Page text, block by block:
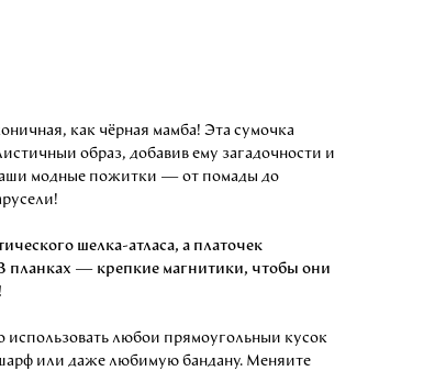
как чёрная мамба! Эта сумочка
образ, добавив ему загадочности и
модные пожитки — от помады до
шелка-атласа, а платочек
планках — крепкие магнитики, чтобы они
использовать любой прямоугольный кусок
или даже любимую бандану. Меняйте